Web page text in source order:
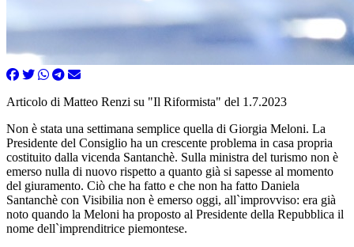
Articolo di Matteo Renzi su "Il Riformista" del 1.7.2023
Non è stata una settimana semplice quella di Giorgia Meloni. La
Presidente del Consiglio ha un crescente problema in casa propria
costituito dalla vicenda Santanchè. Sulla ministra del turismo non è
emerso nulla di nuovo rispetto a quanto già si sapesse al momento
del giuramento. Ciò che ha fatto e che non ha fatto Daniela
Santanchè con Visibilia non è emerso oggi, all`improvviso: era già
noto quando la Meloni ha proposto al Presidente della Repubblica il
nome dell`imprenditrice piemontese.